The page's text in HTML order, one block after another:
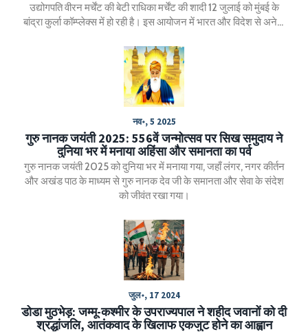
उद्योगपति वीरन मर्चेंट की बेटी राधिका मर्चेंट की शादी 12 जुलाई को मुंबई के
बांद्रा कुर्ला कॉम्प्लेक्स में हो रही है। इस आयोजन में भारत और विदेश से अनेक
जियो वर्ल्ड कन्वेंशन सेंटर के आसपास यातायात प्रतिबंधों की घोषणा की है।
नव॰, 5 2025
गुरु नानक जयंती 2025: 556वें जन्मोत्सव पर सिख समुदाय ने
दुनिया भर में मनाया अहिंसा और समानता का पर्व
गुरु नानक जयंती 2025 को दुनिया भर में मनाया गया, जहाँ लंगर, नगर कीर्तन
और अखंड पाठ के माध्यम से गुरु नानक देव जी के समानता और सेवा के संदेश
को जीवंत रखा गया।
जुल॰, 17 2024
डोडा मुठभेड़: जम्मू-कश्मीर के उपराज्यपाल ने शहीद जवानों को दी
श्रद्धांजलि, आतंकवाद के खिलाफ एकजुट होने का आह्वान